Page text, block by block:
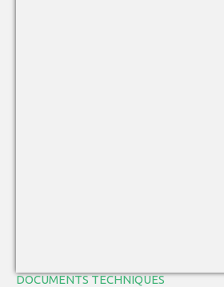
DOCUMENTS TECHNIQUES